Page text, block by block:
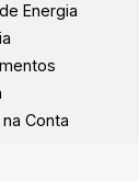
Energia
Conta